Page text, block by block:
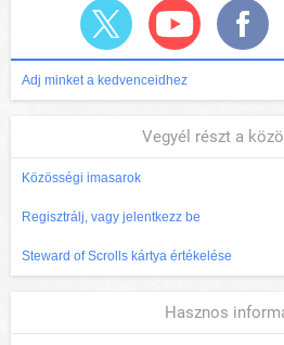
Adj minket a kedvenceidhez
Vegyél részt a
Közösségi imasarok
Regisztrálj, vagy jelentkezz be
Steward of Scrolls kártya értékelése
Hasznos